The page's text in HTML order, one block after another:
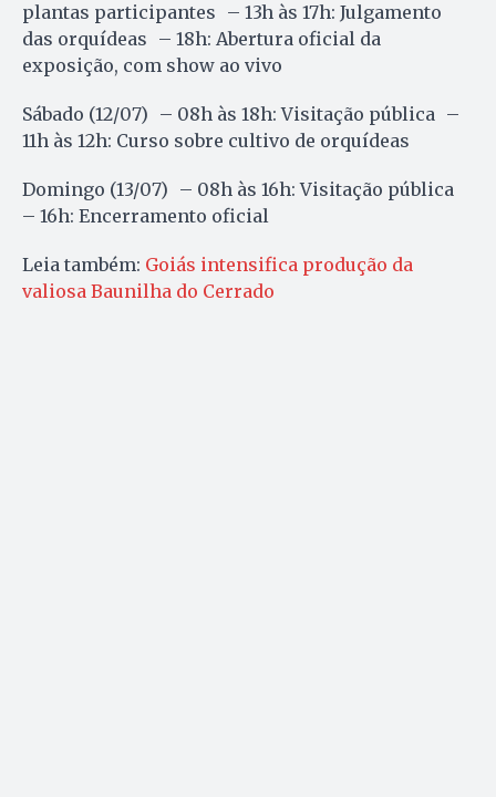
plantas participantes – 13h às 17h: Julgamento
das orquídeas – 18h: Abertura oficial da
exposição, com show ao vivo
Sábado (12/07) – 08h às 18h: Visitação pública –
11h às 12h: Curso sobre cultivo de orquídeas
Domingo (13/07) – 08h às 16h: Visitação pública
– 16h: Encerramento oficial
Leia também: Goiás intensifica produção da
valiosa Baunilha do Cerrado